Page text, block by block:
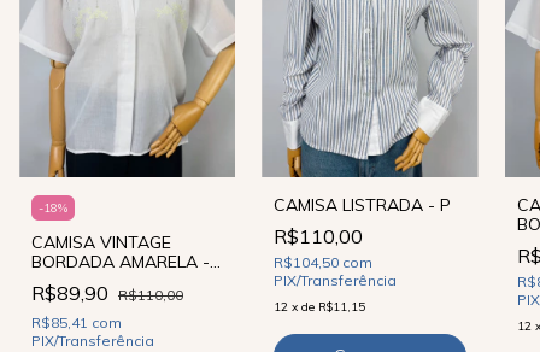
-18%
CAMISA VINTAGE
BORDADA AMARELA -
R$89,90 R$110,00
R$85,41 com
PIX/Transferência
CAMISA LISTRADA - P
R$110,00
R$104,50 com
PIX/Transferência
12 xde R$11,15
12